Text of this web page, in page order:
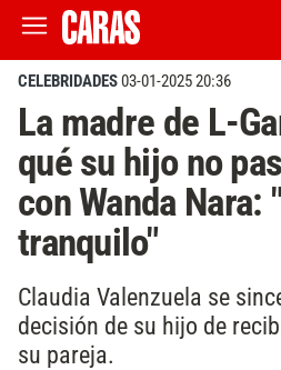
CELEBRIDADES03-01-2025 20:36
La madre de L-
qué su hijo no
con Wanda Nara:
tranquilo"
Claudia Valenzuela se
decisión de su hijo de
su pareja.